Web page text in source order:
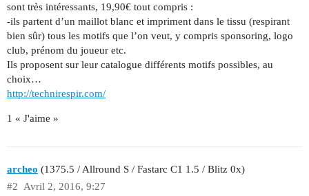
sont très intéressants, 19,90€ tout compris :
-ils partent d’un maillot blanc et impriment dans le tissu (respirant
bien sûr) tous les motifs que l’on veut, y compris sponsoring, logo
club, prénom du joueur etc.
Ils proposent sur leur catalogue différents motifs possibles, au
choix…
http://technirespir.com/
1 « J'aime »
archeo (1375.5 / Allround S / Fastarc C1 1.5 / Blitz 0x)
Avril 2, 2016, 9:27
#2